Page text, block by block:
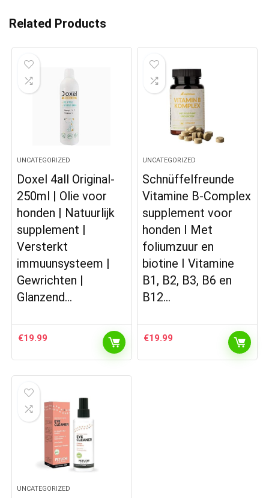
Related Products
UNCATEGORIZED
Doxel 4all Original-
250ml | Olie voor
honden | Natuurlijk
supplement |
Versterkt
immuunsysteem |
Gewrichten |
Glanzend…
€19.99
UNCATEGORIZED
Schnüffelfreunde
Vitamine B-Complex
supplement voor
honden I Met
foliumzuur en
biotine I Vitamine
B1, B2, B3, B6 en
B12…
€19.99
UNCATEGORIZED